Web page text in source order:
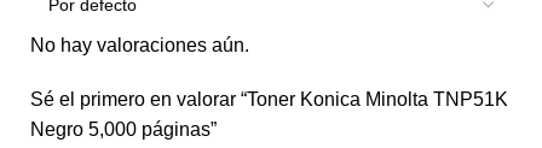
No hay valoraciones aún.
Sé el primero en valorar “Toner Konica Minolta TNP51K
Negro 5,000 páginas”